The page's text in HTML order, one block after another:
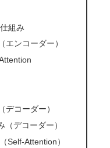
組み
エンコーダー）
デコーダー）
デコーダー）
Self-Attention）